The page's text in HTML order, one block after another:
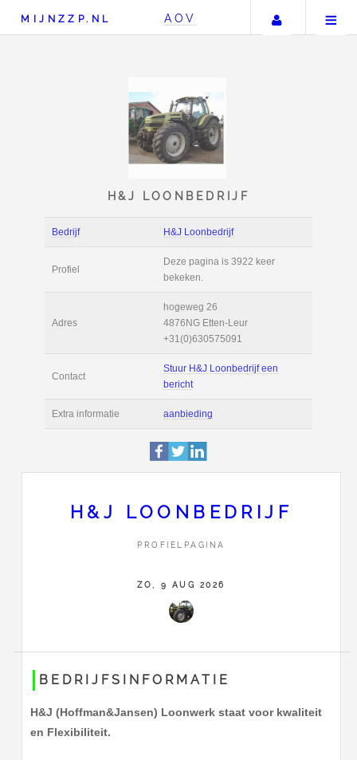
MIJNZZP.NL AOV Uw
H&J LOONBEDRIJF
Bedrijf H&J Loonbedrijf
Profiel
Deze pagina is 3922
+31(0)630575091
Contact
Stuur H&J
H&J LOONBEDRIJF
PROFIELPAGINA
ZO, 9 AUG 2026
BEDRIJFSINFORMATIE
H&J (Hoffman&Jansen) Loonwerk staat voor kwaliteit
en Flexibiliteit.